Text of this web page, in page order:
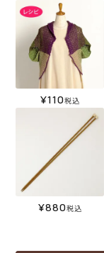
¥110税込
¥880税込